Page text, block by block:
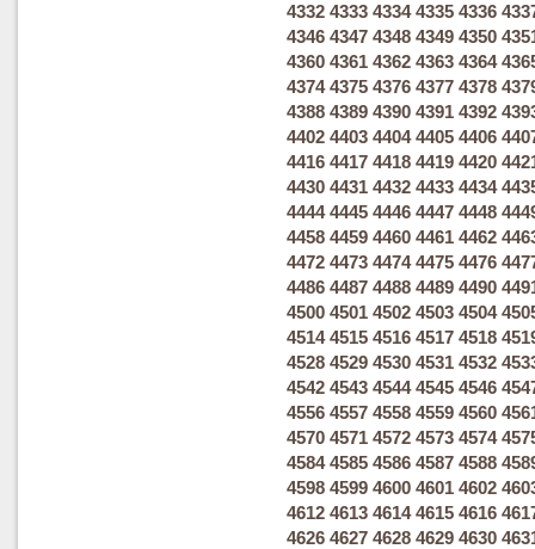
4332 4333 4334 4335 4336
4346 4347 4348 4349 4350
4360 4361 4362 4363 4364
4374 4375 4376 4377 4378
4388 4389 4390 4391 4392
4402 4403 4404 4405 4406
4416 4417 4418 4419 4420
4430 4431 4432 4433 4434
4444 4445 4446 4447 4448
4458 4459 4460 4461 4462
4472 4473 4474 4475 4476
4486 4487 4488 4489 4490
4500 4501 4502 4503 4504
4514 4515 4516 4517 4518
4528 4529 4530 4531 4532
4542 4543 4544 4545 4546
4556 4557 4558 4559 4560
4570 4571 4572 4573 4574
4584 4585 4586 4587 4588
4598 4599 4600 4601 4602
4612 4613 4614 4615 4616
4626 4627 4628 4629 4630